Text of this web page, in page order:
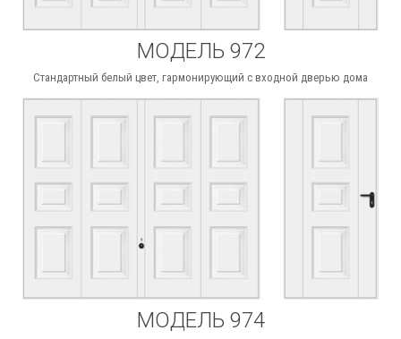
МОДЕЛЬ 972
Стандартный белый цвет, гармонирующий с входной дверью дома
МОДЕЛЬ 974